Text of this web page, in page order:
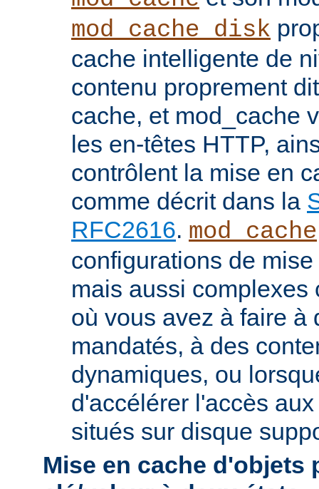
mod_cache_disk
cache intelligente de
contenu proprement
cache, et mod_cache
les en-têtes HTTP,
contrôlent la mise en
comme décrit dans la
RFC2616. mod_cache
configurations de
mais aussi complexes
où vous avez à faire à
mandatés, à des
dynamiques, ou
d'accélérer l'accès
situés sur disque
Mise en cache d'objets